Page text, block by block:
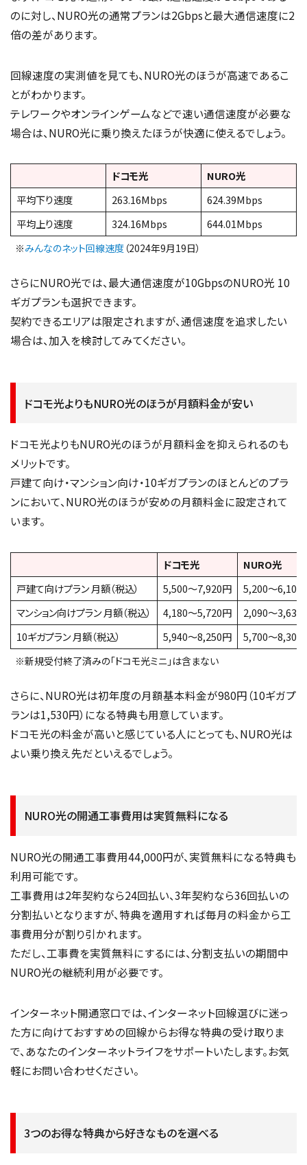
のに対し、NURO光の通常プランは2Gbpsと最大通信速度に2
倍の差があります。
回線速度の実測値を見ても、NURO光のほうが高速であるこ
とがわかります。
テレワークやオンラインゲームなどで速い通信速度が必要な
場合は、NURO光に乗り換えたほうが快適に使えるでしょう。
ドコモ光
NURO光
平均下り速度
263.16Mbps
624.39Mbps
平均上り速度
324.16Mbps 644.01Mbps
※みんなのネット回線速度 （2024年9月19日）
さらにNURO光では、最大通信速度が10GbpsのNURO光 10
ギガプランも選択できます。
契約できるエリアは限定されますが、通信速度を追求したい
場合は、加入を検討してみてください。
ドコモ光よりもNURO光のほうが月額料金が安い
ドコモ光よりもNURO光のほうが月額料金を抑えられるのも
メリットです。
戸建て向け・マンション向け・10ギガプランのほとんどのプラ
ンにおいて、NURO光のほうが安めの月額料金に設定されて
います。
ドコモ光
NURO光
戸建て向けプラン 月額（税込）
5,500〜7,920円
5,200〜6,100
マンション向けプラン 月額（税込）
4,180〜5,720円
2,090〜3,630
10ギガプラン 月額（税込）
5,940〜8,250円 5,700〜8,300
※新規受付終了済みの「ドコモ光ミニ」は含まない
さらに、NURO光は初年度の月額基本料金が980円（10ギガプ
ランは1,530円）になる特典も用意しています。
ドコモ光の料金が高いと感じている人にとっても、NURO光は
よい乗り換え先だといえるでしょう。
NURO光の開通工事費用は実質無料になる
NURO光の開通工事費用44,000円が、実質無料になる特典も
利用可能です。
工事費用は2年契約なら24回払い、3年契約なら36回払いの
分割払いとなりますが、特典を適用すれば毎月の料金から工
事費用分が割り引かれます。
ただし、工事費を実質無料にするには、分割支払いの期間中
NURO光の継続利用が必要です。
インターネット開通窓口では、インターネット回線選びに迷っ
た方に向けておすすめの回線からお得な特典の受け取りま
で、あなたのインターネットライフをサポートいたします。お気
軽にお問い合わせください。
3つのお得な特典から好きなものを選べる